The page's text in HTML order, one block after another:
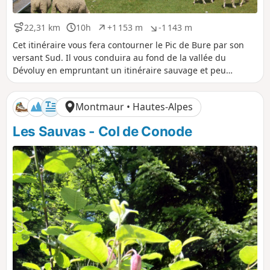
22,31 km
D
i
s
t
a
n
c
e
10h
D
u
r
é
e
+1 153 m
D
é
n
i
v
e
l
é
p
o
i
t
i
f
-1 143 m
D
é
n
i
v
e
l
é
n
é
a
t
i
f
Cet itinéraire vous fera contourner le Pic de Bure par son
versant Sud. Il vous conduira au fond de la vallée du
Dévoluy en empruntant un itinéraire sauvage et peu
fréquenté.
Montmaur • Hautes-Alpes
Les Sauvas - Col de Conode